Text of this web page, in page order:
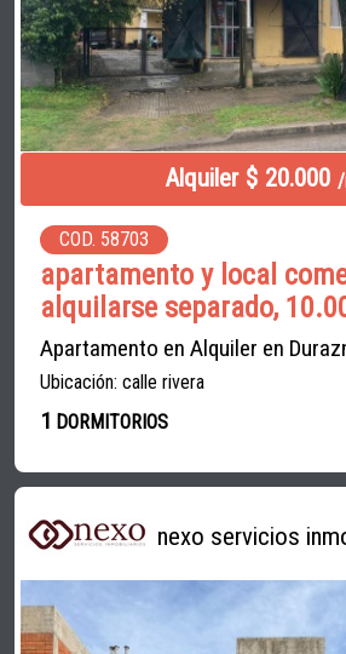
Alquiler $ 20.000
COD. 58703
apartamento y local
alquilarse separado,
Apartamento en Alquiler en
Ubicación: calle rivera
1 DORMITORIOS
nexo servicios